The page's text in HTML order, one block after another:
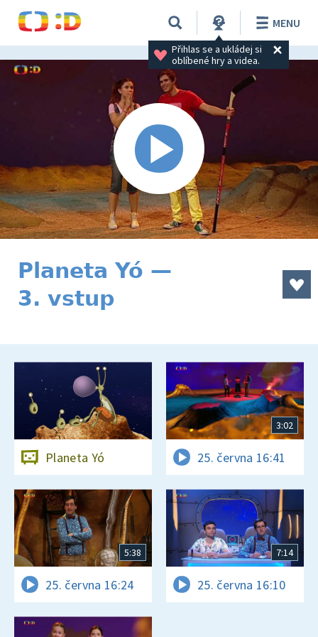
Přihlas se a ukládej si
oblíbené hry a videa.
MENU
Planeta Yó —
3. vstup
Planeta Yó
3:02
25. června 16:41
5:38
25. června 16:24
7:14
25. června 16:10